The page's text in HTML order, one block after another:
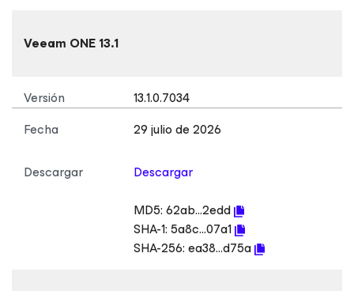
Veeam ONE 13.1
Versión
13.1.0.7034
Fecha
29 julio de 2026
Descargar
Descargar
MD5:62ab...2edd
SHA-1:5a8c...07a1
SHA-256:ea38...d75a